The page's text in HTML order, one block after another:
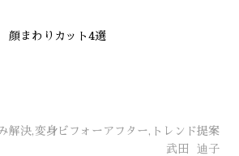
顔まわりカット4選
解決,変身ビフォーアフター,トレンド提案
武田
迪子